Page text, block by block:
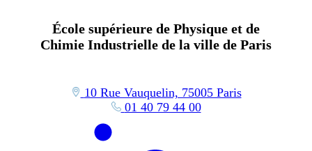
École supérieure de Physique et de
Chimie Industrielle de la ville de Paris
10 Rue Vauquelin, 75005 Paris
01 40 79 44 00